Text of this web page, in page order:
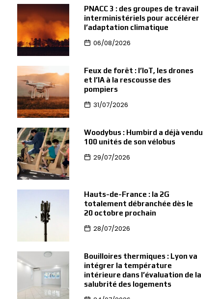
PNACC 3 : des groupes de travail
interministériels pour accélérer
l’adaptation climatique
06/08/2026
Feux de forêt : l’IoT, les drones
et l’IA à la rescousse des
pompiers
31/07/2026
Woodybus : Humbird a déjà vendu
100 unités de son vélobus
29/07/2026
Hauts-de-France : la 2G
totalement débranchée dès le
20 octobre prochain
28/07/2026
Bouilloires thermiques : Lyon va
intégrer la température
intérieure dans l’évaluation de la
salubrité des logements